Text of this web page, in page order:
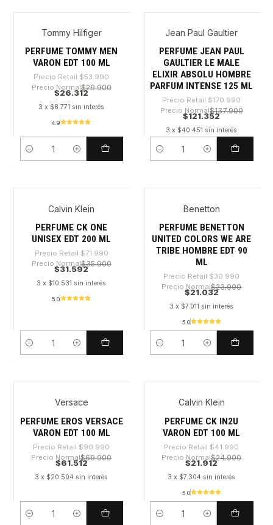
-51%Tommy Hilfiger
PERFUME TOMMY MEN
VARON EDT 100 ML
Precio Retail $53.990
Precio Normal$29.900
$26.312
3 x $8.771 sin interés
4.9
Cantidad
-29%
Jean Paul Gaultier
PERFUME JEAN PAUL
GAULTIER LE MALE
ELIXIR ABSOLU HOMBRE
PARFUM INTENSE 125 ML
Precio Retail $170.990
Precio Normal$137.900
$121.352
3 x $40.451 sin interés
Cantidad
Calvin Klein
PERFUME CK ONE
UNISEX EDT 200 ML
Precio Retail $71.990
Precio Normal$35.900
$31.592
3 x $10.531 sin interés
5.0
Cantidad
Benetton
PERFUME BENETTON
UNITED COLORS WE ARE
TRIBE HOMBRE EDT 90
ML
Precio Retail $30.990
Precio Normal$23.900
$21.032
3 x $7.011 sin interés
5.0
Cantidad
Versace
PERFUME EROS VERSACE
VARON EDT 100 ML
Precio Retail $90.990
Precio Normal$69.900
$61.512
3 x $20.504 sin interés
Cantidad
Calvin Klein
PERFUME CK IN2U
VARON EDT 100 ML
Precio Retail $41.990
Precio Normal$24.900
$21.912
3 x $7.304 sin interés
5.0
Cantidad